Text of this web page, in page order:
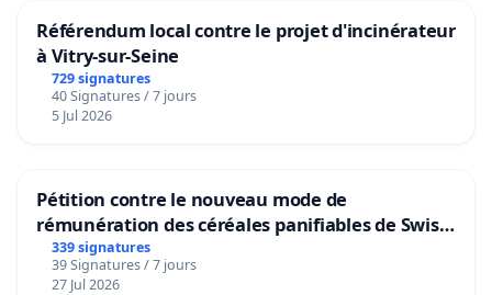
Référendum local contre le projet d'incinérateur
à Vitry-sur-Seine
729 signatures
40 Signatures / 7 jours
5 Jul 2026
Pétition contre le nouveau mode de
rémunération des céréales panifiables de Swiss
granum basé sur la teneur en protéines
339 signatures
39 Signatures / 7 jours
27 Jul 2026